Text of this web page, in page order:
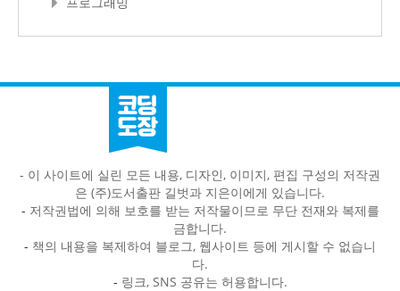
- 이 사이트에 실린 모든 내용, 디자인, 이미지, 편집 구성의 저작권
은 (주)도서출판 길벗과 지은이에게 있습니다.
- 저작권법에 의해 보호를 받는 저작물이므로 무단 전재와 복제를
금합니다.
- 책의 내용을 복제하여 블로그, 웹사이트 등에 게시할 수 없습니
다.
- 링크, SNS 공유는 허용합니다.